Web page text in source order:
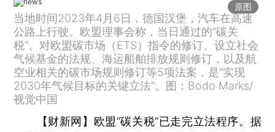
原图
当地时间2023年4月6日，德国汉堡，汽车在高速
公路上行驶。欧盟理事会称，当日通过的“碳关
税”、对欧盟碳市场（ETS）指令的修订、设立社会
气候基金的法规、海运船舶排放规则修订，以及航
空业相关的碳市场规则修订等5项法案，是“实现
2030年气候目标的关键立法”。图：Bodo Marks/
视觉中国
【财新网】 欧盟“碳关税”已走完立法程序。据